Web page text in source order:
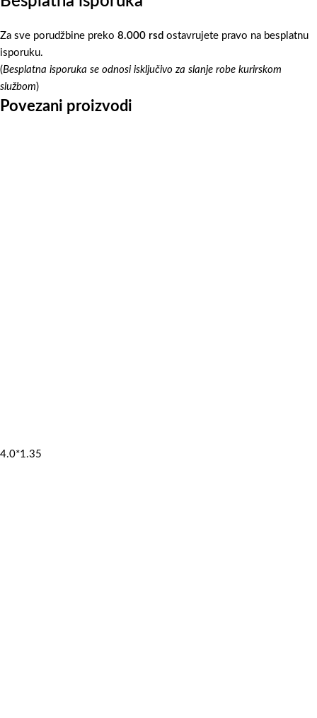
Za sve porudžbine preko 8.000 rsd ostavrujete pravo na besplatnu
isporuku.
(Besplatna isporuka se odnosi isključivo za slanje robe kurirskom
službom)
Povezani proizvodi
4.0*1.35